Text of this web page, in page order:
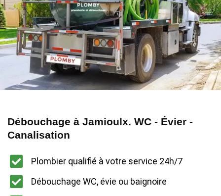
Débouchage à Jamioulx. WC - Évier -
Canalisation
Plombier qualifié à votre service 24h/7
Débouchage WC, évie ou baignoire